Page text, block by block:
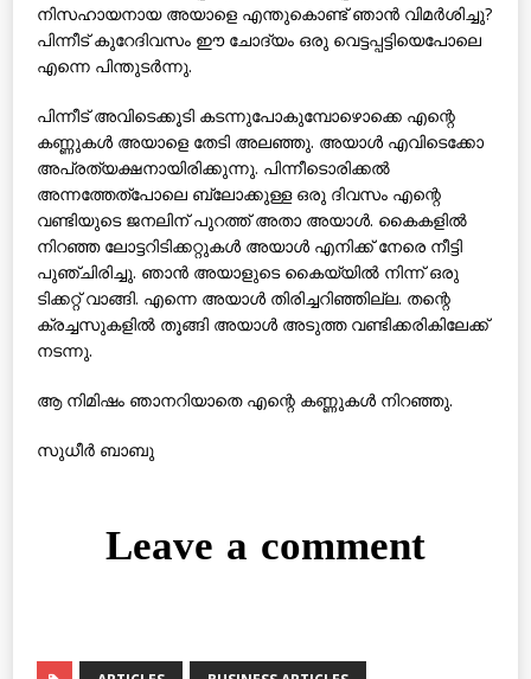
നിസഹായനായ അയാളെ എന്തുകൊണ്ട് ഞാന്‍ വിമര്‍ശിച്ചു?
പിന്നീട് കുറേദിവസം ഈ ചോദ്യം ഒരു വെട്ടപ്പട്ടിയെപോലെ
എന്നെ പിന്തുടര്‍ന്നു.
പിന്നീട് അവിടെക്കൂടി കടന്നുപോകുമ്പോഴൊക്കെ എന്റെ
കണ്ണുകള്‍ അയാളെ തേടി അലഞ്ഞു. അയാള്‍ എവിടെക്കോ
അപ്രത്യക്ഷനായിരിക്കുന്നു. പിന്നീടൊരിക്കല്‍
അന്നത്തേത്‌പോലെ ബ്ലോക്കുള്ള ഒരു ദിവസം എന്റെ
വണ്ടിയുടെ ജനലിന് പുറത്ത് അതാ അയാള്‍. കൈകളില്‍
നിറഞ്ഞ ലോട്ടറിടിക്കറ്റുകള്‍ അയാള്‍ എനിക്ക് നേരെ നീട്ടി
പുഞ്ചിരിച്ചു. ഞാന്‍ അയാളുടെ കൈയ്യില്‍ നിന്ന് ഒരു
ടിക്കറ്റ് വാങ്ങി. എന്നെ അയാള്‍ തിരിച്ചറിഞ്ഞില്ല. തന്റെ
ക്രച്ചസുകളില്‍ തൂങ്ങി അയാള്‍ അടുത്ത വണ്ടിക്കരികിലേക്ക്
നടന്നു.
ആ നിമിഷം ഞാനറിയാതെ എന്റെ കണ്ണുകള്‍ നിറഞ്ഞു.
സുധീര്‍ ബാബു
Leave a comment